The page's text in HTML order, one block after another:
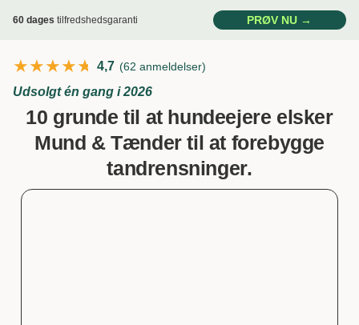
60 dages tilfredshedsgaranti PRØV NU →
★★★★★
★★★★★ 4,7 (62 anmeldelser)
Udsolgt én gang i 2026
10 grunde til at hundeejere elsker
Mund & Tænder til at forebygge
tandrensninger.